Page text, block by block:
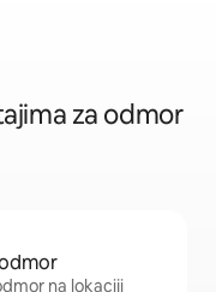
za odmor
na lokaciji